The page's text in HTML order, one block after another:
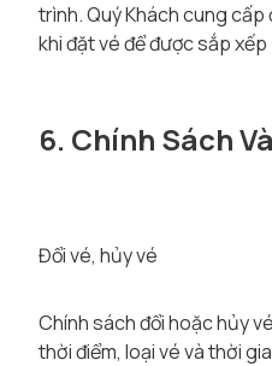
trình. Quý Khách cung
khi đặt vé để được sắp xếp
6. Chính Sách
Đổi vé, hủy vé
Chính sách đổi hoặc hủy
thời điểm, loại vé và thời